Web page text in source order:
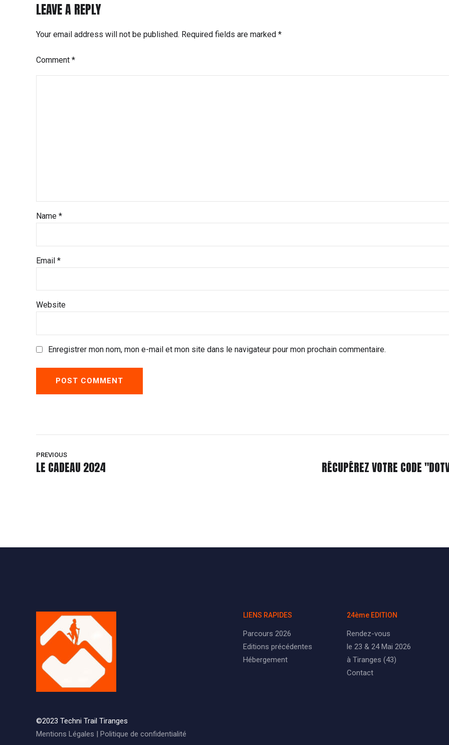
LEAVE A REPLY
Your email address will not be published. Required fields are marked *
Comment *
Name *
Email *
Website
Enregistrer mon nom, mon e-mail et mon site dans le navigateur pour mon prochain commentaire.
POST COMMENT
PREVIOUS
LE CADEAU 2024 RÉCUPÉREZ VOTRE CODE
©2023 Techni Trail Tiranges
Mentions Légales | Politique de confidentialité
LIENS RAPIDES
Parcours 2026
Editions précédentes
Hébergement
24ème EDITION
Rendez-vous
le 23 & 24 Mai 2026
à Tiranges (43)
Contact